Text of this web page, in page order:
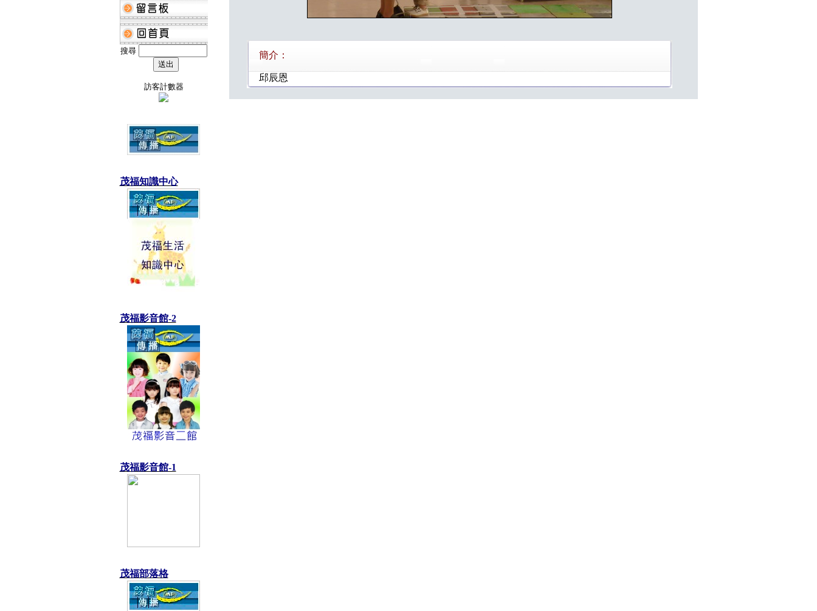
搜尋
訪客計數器
茂福知識中心
茂福影音館-2
茂福影音館-1
茂福部落格
簡介：
邱辰恩